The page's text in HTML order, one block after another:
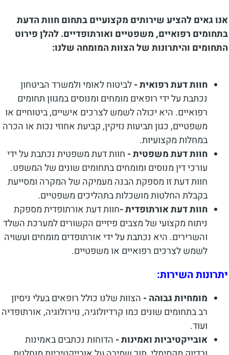
אנו גאים להציע שירותים מקצועיים בתחום חוות הדעת
בתחומים רפואיים, משפטיים ואורתופדיים. להלן פירוט
התחומים והיתרונות של הצוות המומחה שלנו:
חוות דעת רפואית -לביטוח לאומי ולמשרד הביטחון
נכתבת על ידי רופאים מומחים ומנוסים במגוון תחומים
רפואיים. היא יכולה לשמש לצרכים אישיים, ביטוחיים או
משפטיים, כגון תביעות נזיקין, קביעת אחוזי נכות או הכרה
במחלות מקצועיות.
חוות דעת משפטית - חוות דעת משפטית נכתבת על ידי
עורכי דין מנוסים ומומחים בתחומים שונים של המשפט.
חוות דעת זו מספקת הבנה מעמיקה של המקרה ומסייעת
בקבלת החלטות מושכלות בתהליכים משפטיים.
חוות דעת אורתופדית -חוות דעת אורתופדית מספקת
ניתוח מקצועי של מצבים פיזיים הקשורים למערכת השלד
והשרירים. היא נכתבת על ידי אורתופדים מומחים ועשויה
לשמש לצרכים רפואיים או משפטיים.
יתרונות השירות:
מומחיות גבוהה - הצוות שלנו כולל רופאים בעלי ניסיון
רב בתחומים שונים כמו קרדיולוגיה, נוירולוגיה, אורתופדיה
ועוד.
אובייקטיביות ואמינות - הדוחות נכתבים באמינות